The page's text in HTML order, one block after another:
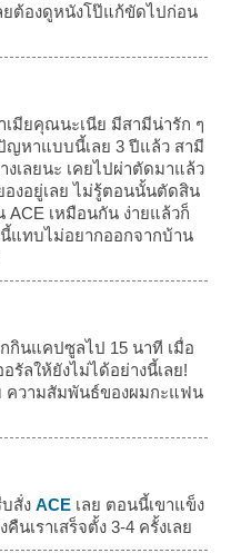
ยต้องดูหนังโป๊แก้ขัดไปก่อน
เมียคุณนะเนีย มีสามีน่ารัก ๆ
ญหาแบบนี้เลย 3 ปีแล้ว สามี
งเลยนะ เคยไปผ่าตัดมาแล้ว
งอยู่เลย ไม่รู้ตอนนั้นตัดสิน
ACE เหมือนกัน ง่ายแล้วก็
แทบไม่อยากออกจากบ้าน
กินแคปซูลไป 15 นาที เมื่อ
ลให้ยังไม่ได้อย่างนี้เลย!
ความสัมพันธ์ของผมกะแฟน
สั่ง ACE เลย ตอนนี้เขาแข็ง
นเราเสร็จตั้ง 3-4 ครั้งเลย